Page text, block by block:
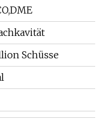
Schüsse